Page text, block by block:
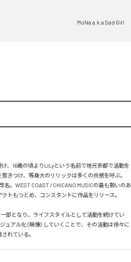
MoNa a.k.a Sad Girl
、16歳の頃よりLiLyという名前で地元京都で活動を
きつけ、等身大のリリックは多くの共感を呼ぶ。
。WEST COAST / CHICANO MUSICの最も勢いのあ
トもつとめ、コンスタントに作品をリリース。
部となり、ライフスタイルとして活動を続けてい
アル化（映像）していくことで、その活動は徐々に
れている。